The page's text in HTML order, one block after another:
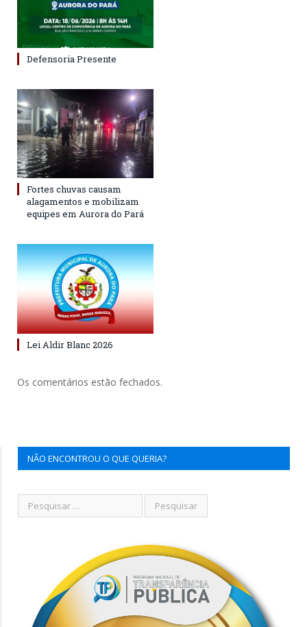
Defensoria Presente
Fortes chuvas causam
alagamentos e mobilizam
equipes em Aurora do Pará
Lei Aldir Blanc 2026
Os comentários estão fechados.
NÃO ENCONTROU O QUE QUERIA?